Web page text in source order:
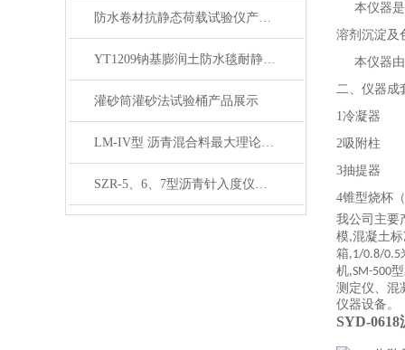
防水卷材抗静态荷载试验仪产品展示
YT1209钠基膨润土防水毯耐静水压测定仪产品展示
灌砂筒灌砂法试验桶产品展示
LM-IV型 沥青混合料最大理论密度仪 (屏显全自动）展示
SZR-5、6、7型沥青针入度仪产品展示
本仪器是
溶剂沉淀及
本仪器由
二、仪器成
1冷凝器
2吸附柱
3抽提器
4锥型烧杯
我公司主要
模,混凝土
箱,1/0.8/0.5
机,SM-500
测定仪、混
仪器设备。
SYD-